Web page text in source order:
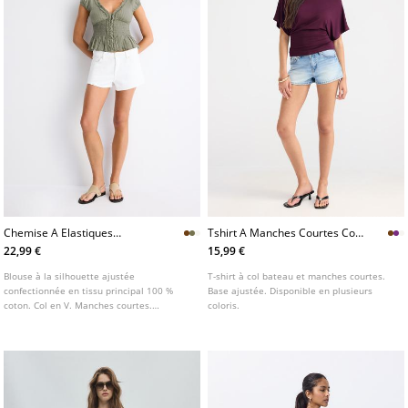
Chemise A Elastiques
Manches Courtes
22,99 €
Blouse à la silhouette ajustée
confectionnée en tissu principal 100 %
coton. Col en V. Manches courtes.
plusieurs coloris.
Tshirt A Manches Courtes Col
Bateau
15,99 €
T-shirt à col bateau et manches courtes.
Base ajustée. Disponible en plusieurs
coloris.